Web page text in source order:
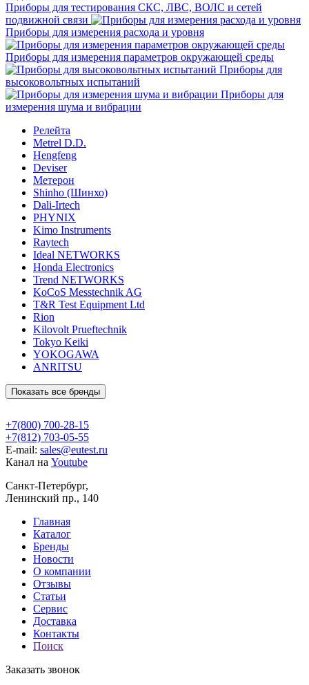
Приборы для тестирования СКС, ЛВС, ВОЛС и сетей
подвижной связи
Приборы для измерения расхода и уровня
Приборы для измерения параметров окружающей среды
Приборы для
высоковольтных испытаний
Приборы для
измерения шума и вибрации
Релейта
Metrel D.D.
Hengfeng
Deviser
Метерон
Shinho (Шинхо)
Dali-Irtech
PHYNIX
Kimo Instruments
Raytech
Ideal NETWORKS
Honda Electronics
Trend NETWORKS
KoCoS Messtechnik AG
T&R Test Equipment Ltd
Rion
Kilovolt Prueftechnik
Tokyo Keiki
YOKOGAWA
ANRITSU
Показать все бренды
+7(800) 700-28-15
+7(812) 703-05-55
E-mail: sales@eutest.ru
Канал на Youtube
Санкт-Петербург,
Ленинский пр., 140
Главная
Каталог
Бренды
Новости
О компании
Отзывы
Статьи
Сервис
Доставка
Контакты
Поиск
Заказать звонок